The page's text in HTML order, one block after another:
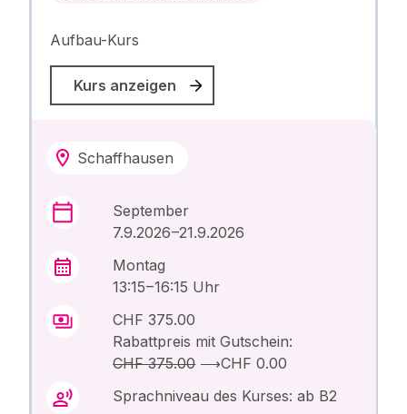
Aufbau-Kurs
Kurs anzeigen
Schaffhausen
September
7.9.2026 –21.9.2026
Montag
13:15 – 16:15 Uhr
CHF 375.00
Rabattpreis mit Gutschein:
CHF 375.00⟶CHF 0.00
Sprachniveau des Kurses: ab B2